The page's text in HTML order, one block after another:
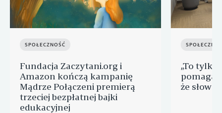
SPOŁECZNOŚĆ
Fundacja Zaczytani.org i
Amazon kończą kampanię
Mądrze Połączeni premierą
trzeciej bezpłatnej bajki
edukacyjnej
„To tylko
pomaga
że słowa